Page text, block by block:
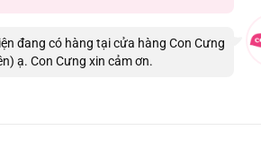
đang có hàng tại cửa hàng Con Cưng
ạ. Con Cưng xin cảm ơn.